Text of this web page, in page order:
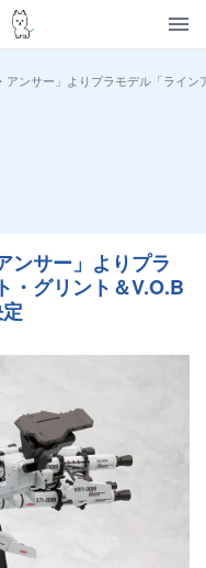
アンサー」よりプラモデル「ライ
ンサー」よりプラ
・グリント＆V.O.B